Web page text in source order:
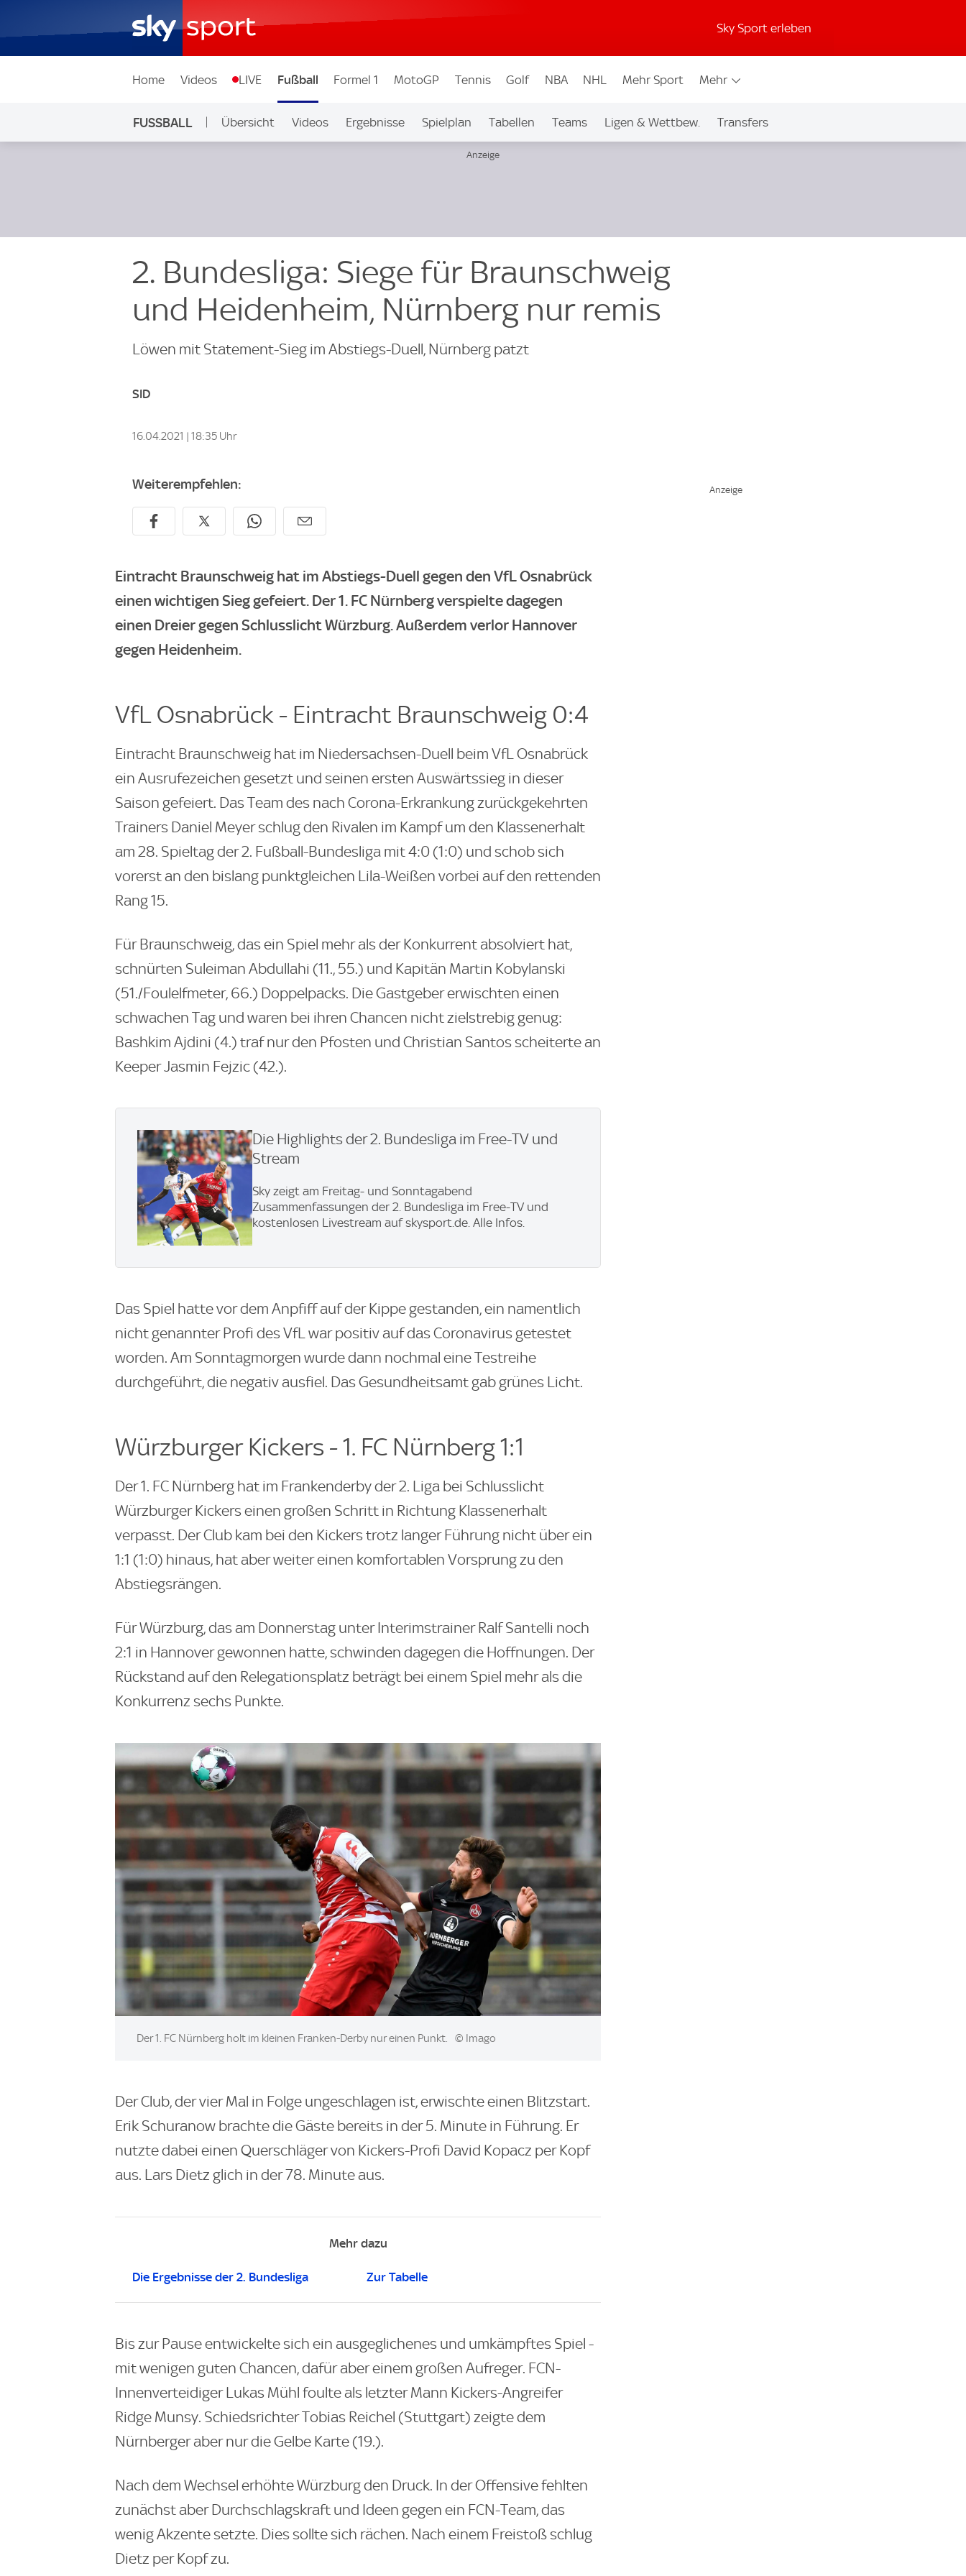
Sky Sport erleben
Home Videos LIVE Fußball Formel 1 MotoGP Tennis Golf NBA NHL Mehr Sport Mehr
FUSSBALL Übersicht Videos Ergebnisse Spielplan Tabellen Teams Ligen & Wettbew. Transfers
2. Bundesliga: Siege für Braunschweig
und Heidenheim, Nürnberg nur remis
Löwen mit Statement-Sieg im Abstiegs-Duell, Nürnberg patzt
SID
16.04.2021 | 18:35 Uhr
Weiterempfehlen:
Eintracht Braunschweig hat im Abstiegs-Duell gegen den VfL Osnabrück
einen wichtigen Sieg gefeiert. Der 1. FC Nürnberg verspielte dagegen
einen Dreier gegen Schlusslicht Würzburg. Außerdem verlor Hannover
gegen Heidenheim.
VfL Osnabrück - Eintracht Braunschweig 0:4
Eintracht Braunschweig hat im Niedersachsen-Duell beim VfL Osnabrück
ein Ausrufezeichen gesetzt und seinen ersten Auswärtssieg in dieser
Saison gefeiert. Das Team des nach Corona-Erkrankung zurückgekehrten
Trainers Daniel Meyer schlug den Rivalen im Kampf um den Klassenerhalt
am 28. Spieltag der 2. Fußball-Bundesliga mit 4:0 (1:0) und schob sich
vorerst an den bislang punktgleichen Lila-Weißen vorbei auf den rettenden
Rang 15.
Für Braunschweig, das ein Spiel mehr als der Konkurrent absolviert hat,
schnürten Suleiman Abdullahi (11., 55.) und Kapitän Martin Kobylanski
(51./Foulelfmeter, 66.) Doppelpacks. Die Gastgeber erwischten einen
schwachen Tag und waren bei ihren Chancen nicht zielstrebig genug:
Bashkim Ajdini (4.) traf nur den Pfosten und Christian Santos scheiterte an
Keeper Jasmin Fejzic (42.).
Die Highlights der 2. Bundesliga im Free-TV und
Stream
Sky zeigt am Freitag- und Sonntagabend
Zusammenfassungen der 2. Bundesliga im Free-TV und
kostenlosen Livestream auf skysport.de. Alle Infos.
Das Spiel hatte vor dem Anpfiff auf der Kippe gestanden, ein namentlich
nicht genannter Profi des VfL war positiv auf das Coronavirus getestet
worden. Am Sonntagmorgen wurde dann nochmal eine Testreihe
durchgeführt, die negativ ausfiel. Das Gesundheitsamt gab grünes Licht.
Würzburger Kickers - 1. FC Nürnberg 1:1
Der 1. FC Nürnberg hat im Frankenderby der 2. Liga bei Schlusslicht
Würzburger Kickers einen großen Schritt in Richtung Klassenerhalt
verpasst. Der Club kam bei den Kickers trotz langer Führung nicht über ein
1:1 (1:0) hinaus, hat aber weiter einen komfortablen Vorsprung zu den
Abstiegsrängen.
Für Würzburg, das am Donnerstag unter Interimstrainer Ralf Santelli noch
2:1 in Hannover gewonnen hatte, schwinden dagegen die Hoffnungen. Der
Rückstand auf den Relegationsplatz beträgt bei einem Spiel mehr als die
Konkurrenz sechs Punkte.
Image:
Der 1. FC Nürnberg holt im kleinen Franken-Derby nur einen Punkt. © Imago
Der Club, der vier Mal in Folge ungeschlagen ist, erwischte einen Blitzstart.
Erik Schuranow brachte die Gäste bereits in der 5. Minute in Führung. Er
nutzte dabei einen Querschläger von Kickers-Profi David Kopacz per Kopf
aus. Lars Dietz glich in der 78. Minute aus.
Mehr dazu
Die Ergebnisse der 2. Bundesliga Zur Tabelle
Bis zur Pause entwickelte sich ein ausgeglichenes und umkämpftes Spiel -
mit wenigen guten Chancen, dafür aber einem großen Aufreger. FCN-
Innenverteidiger Lukas Mühl foulte als letzter Mann Kickers-Angreifer
Ridge Munsy. Schiedsrichter Tobias Reichel (Stuttgart) zeigte dem
Nürnberger aber nur die Gelbe Karte (19.).
Nach dem Wechsel erhöhte Würzburg den Druck. In der Offensive fehlten
zunächst aber Durchschlagskraft und Ideen gegen ein FCN-Team, das
wenig Akzente setzte. Dies sollte sich rächen. Nach einem Freistoß schlug
Dietz per Kopf zu.